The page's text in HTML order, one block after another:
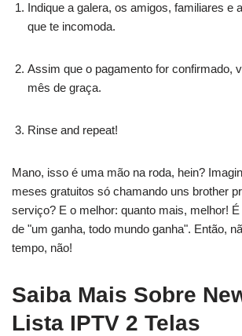
Indique a galera, os amigos, familiares e
que te incomoda.
Assim que o pagamento for confirmado,
mês de graça.
Rinse and repeat!
Mano, isso é uma mão na roda, hein?
meses gratuitos só chamando uns brother
serviço? E o melhor: quanto mais, melhor!
de "um ganha, todo mundo ganha". Então,
tempo, não!
Saiba Mais Sobre
Lista IPTV 2 Telas